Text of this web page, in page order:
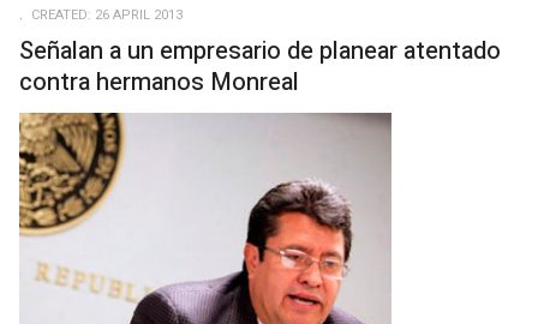
CREATED: 26 APRIL 2013
Señalan a un empresario de planear atentado
contra hermanos Monreal